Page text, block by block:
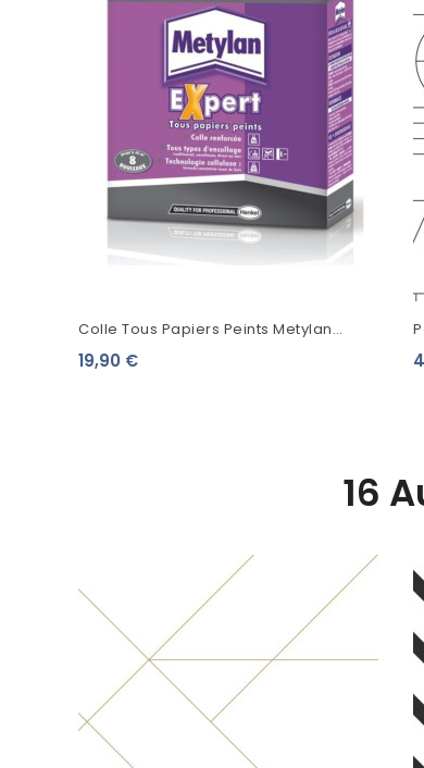
Colle Tous Papiers Peints Metylan
Expert
19,90 €
16